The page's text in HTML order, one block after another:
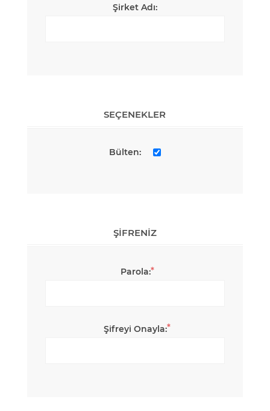
Şirket Adı:
SEÇENEKLER
Bülten:
ŞIFRENIZ
Parola:*
Şifreyi Onayla:*